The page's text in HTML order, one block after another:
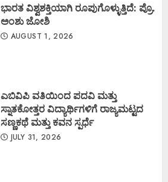
ಭಾರತ ವಿಶ್ವಶಕ್ತಿಯಾಗಿ ರೂಪುಗೊಳ್ಳುತ್ತಿದೆ: ಪ್ರೊ.
ಅಂಶು ಜೋಶಿ
AUGUST 1, 2026
ಎಬಿವಿಪಿ ವತಿಯಿಂದ ಪದವಿ ಮತ್ತು
ಸ್ನಾತಕೋತ್ತರ ವಿದ್ಯಾರ್ಥಿಗಳಿಗೆ ರಾಜ್ಯಮಟ್ಟದ
ಸಣ್ಣಕಥೆ ಮತ್ತು ಕವನ ಸ್ಪರ್ಧೆ
JULY 31, 2026